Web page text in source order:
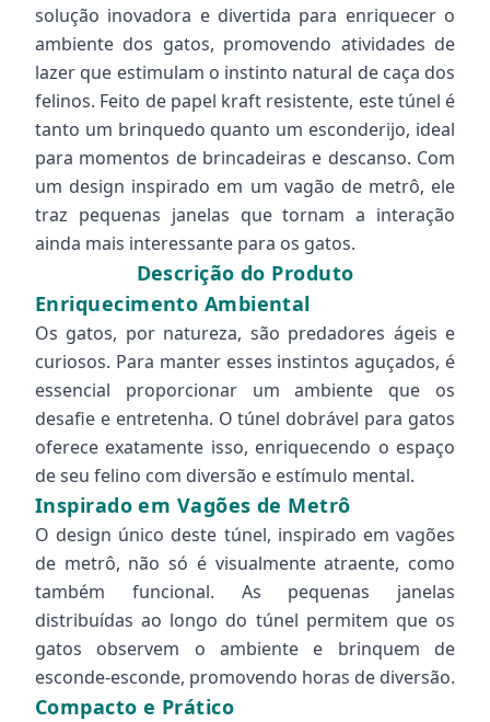
solução inovadora e divertida para enriquecer o
ambiente dos gatos, promovendo atividades de
lazer que estimulam o instinto natural de caça dos
felinos. Feito de papel kraft resistente, este túnel é
tanto um brinquedo quanto um esconderijo, ideal
para momentos de brincadeiras e descanso. Com
um design inspirado em um vagão de metrô, ele
traz pequenas janelas que tornam a interação
ainda mais interessante para os gatos.
Descrição do Produto
Enriquecimento Ambiental
Os gatos, por natureza, são predadores ágeis e
curiosos. Para manter esses instintos aguçados, é
essencial proporcionar um ambiente que os
desafie e entretenha. O túnel dobrável para gatos
oferece exatamente isso, enriquecendo o espaço
de seu felino com diversão e estímulo mental.
Inspirado em Vagões de Metrô
O design único deste túnel, inspirado em vagões
de metrô, não só é visualmente atraente, como
também funcional. As pequenas janelas
distribuídas ao longo do túnel permitem que os
gatos observem o ambiente e brinquem de
esconde-esconde, promovendo horas de diversão.
Compacto e Prático